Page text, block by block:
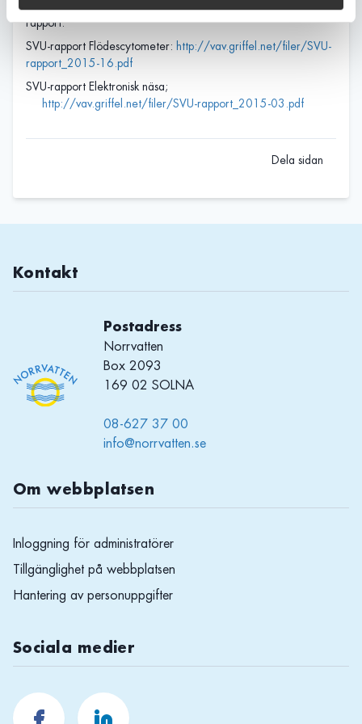
rapport.
SVU-rapport Flödescytometer: http://vav.griffel.net/filer/SVU-
rapport_2015-16.pdf
SVU-rapport Elektronisk näsa;
http://vav.griffel.net/filer/SVU-rapport_2015-03.pdf
Dela sidan
Kontakt
Postadress
Norrvatten
Box 2093
169 02 SOLNA
08-627 37 00
info@norrvatten.se
Om webbplatsen
Inloggning för administratörer
Tillgänglighet på webbplatsen
Hantering av personuppgifter
Sociala medier